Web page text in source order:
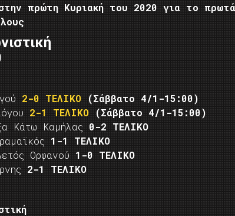
πρώτη Κυριακή του 2020 για το
2-0 ΤΕΛΙΚΟ
(Σάββατο 4/1-15:00)
2-1 ΤΕΛΙΚΟ
(Σάββατο 4/1-15:00)
Κάτω Καμήλας 0-2 ΤΕΛΙΚΟ
1-1 ΤΕΛΙΚΟ
Ορφανού 1-0 ΤΕΛΙΚΟ
2-1 ΤΕΛΙΚΟ